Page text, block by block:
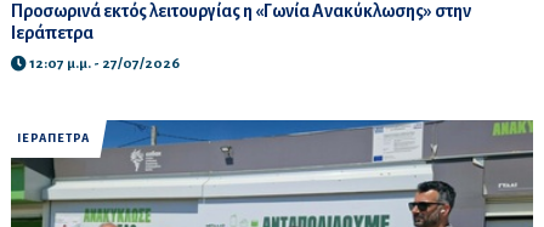
Προσωρινά εκτός λειτουργίας η «Γωνία Ανακύκλωσης» στην
Ιεράπετρα
12:07 μ.μ. - 27/07/2026
ΙΕΡΑΠΕΤΡΑ